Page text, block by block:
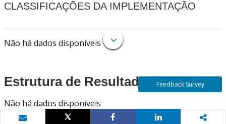
CLASSIFICAÇÕES DA IMPLEMENTAÇÃO
Não há dados disponíveis
Estrutura de Resultados
Não há dados disponíveis
Feedback Survey